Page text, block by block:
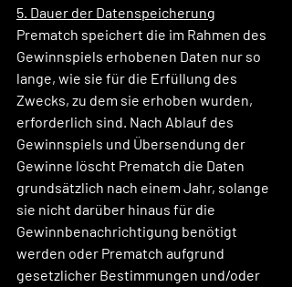
5. Dauer der Datenspeicherung
Prematch speichert die im Rahmen des
Gewinnspiels erhobenen Daten nur so
lange, wie sie für die Erfüllung des
Zwecks, zu dem sie erhoben wurden,
erforderlich sind. Nach Ablauf des
Gewinnspiels und Übersendung der
Gewinne löscht Prematch die Daten
grundsätzlich nach einem Jahr, solange
sie nicht darüber hinaus für die
Gewinnbenachrichtigung benötigt
werden oder Prematch aufgrund
gesetzlicher Bestimmungen und/oder